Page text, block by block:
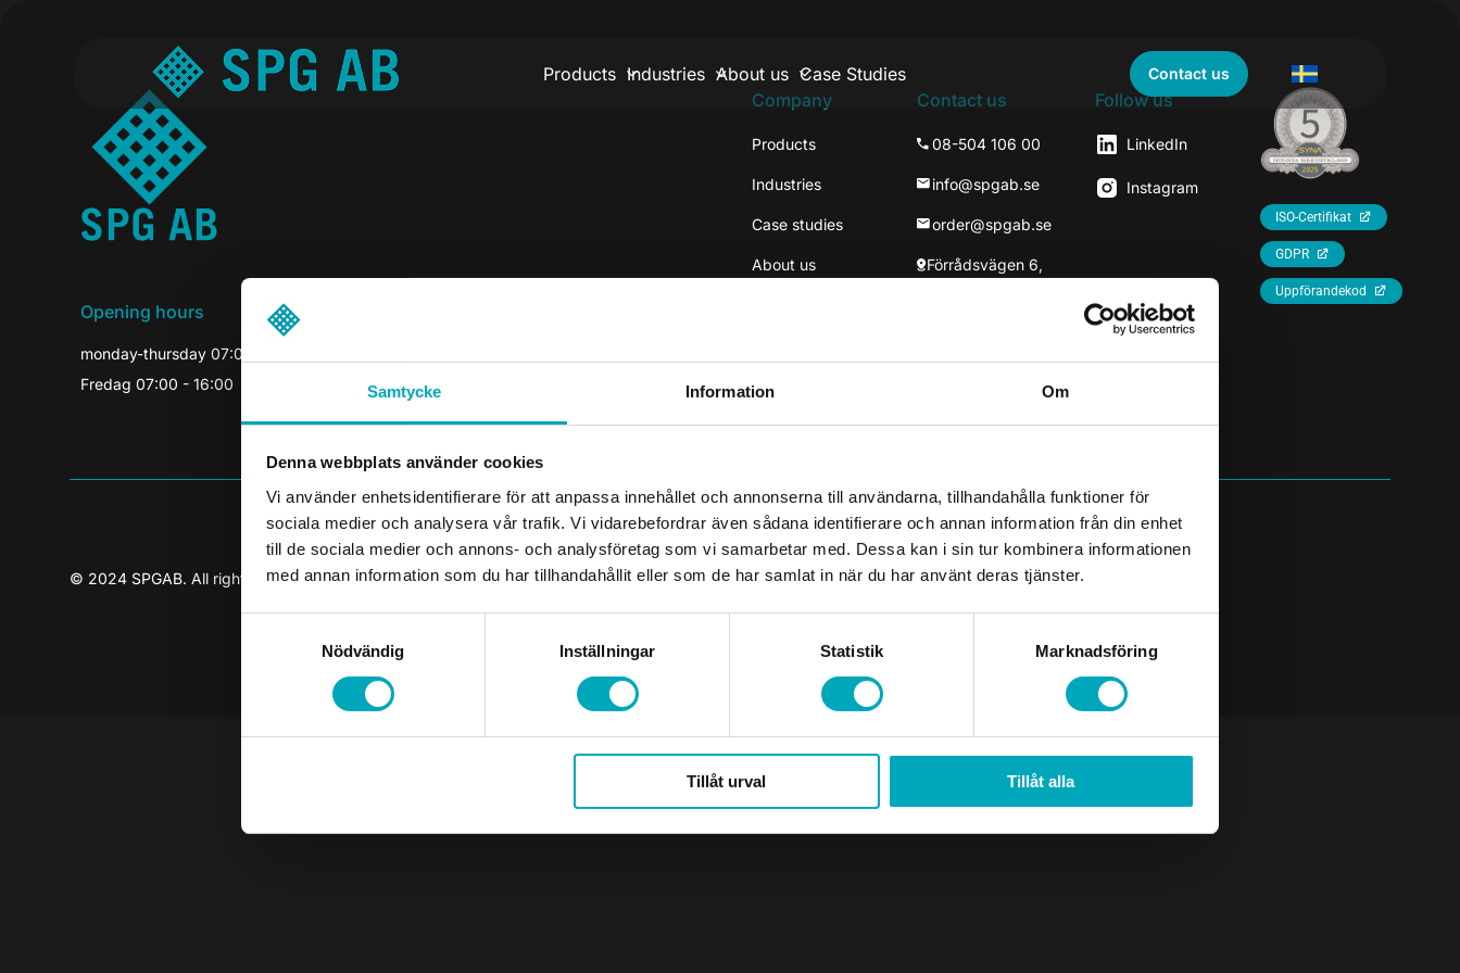
Samtycke Information Om
Denna webbplats använder cookies
Vi använder enhetsidentifierare för att anpassa innehållet och annonserna till användarna, tillhandahålla funktioner för
sociala medier och analysera vår trafik. Vi vidarebefordrar även sådana identifierare och annan information från din enhet
till de sociala medier och annons- och analysföretag som vi samarbetar med. Dessa kan i sin tur kombinera informationen
med annan information som du har tillhandahållit eller som de har samlat in när du har använt deras tjänster.
Nödvändig
Inställningar Statistik Marknadsföring
Tillåt urval Tillåt alla
Products Industries About us Case Studies Contact us
Opening hours
monday-thursday 07:00-16:30
Fredag 07:00 - 16:00
Company
Products
Industries
Case studies
About us
Contact us
08-504 106 00
info@spgab.se
order@spgab.se
Förrådsvägen 6,
Follow us
LinkedIn
Instagram
ISO-Certifikat
GDPR
Uppförandekod
© 2024 SPGAB. All rights reserved
Designed and developed byBuildahome Digital